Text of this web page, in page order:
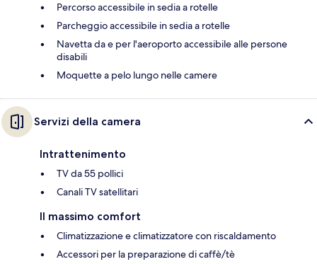
Percorso accessibile in sedia a rotelle
Parcheggio accessibile in sedia a rotelle
Navetta da e per l'aeroporto accessibile alle persone
disabili
Moquette a pelo lungo nelle camere
Servizi della camera
Intrattenimento
TV da 55 pollici
Canali TV satellitari
Il massimo comfort
Climatizzazione e climatizzatore con riscaldamento
Accessori per la preparazione di caffè/tè